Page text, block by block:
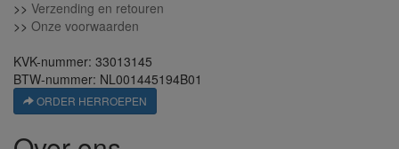
>> Verzending en retouren
>> Onze voorwaarden
KVK-nummer: 33013145
BTW-nummer: NL001445194B01
ORDER HERROEPEN